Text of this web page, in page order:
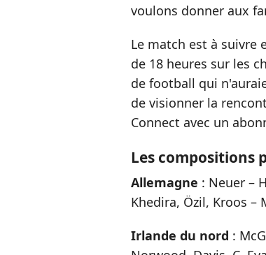
voulons donner aux
Le match est à suivre
de 18 heures sur les
de football qui
de visionner la
Connect avec un
Les compositions
Allemagne : Neuer –
Khedira, Özil, Kroos –
Irlande du nord :